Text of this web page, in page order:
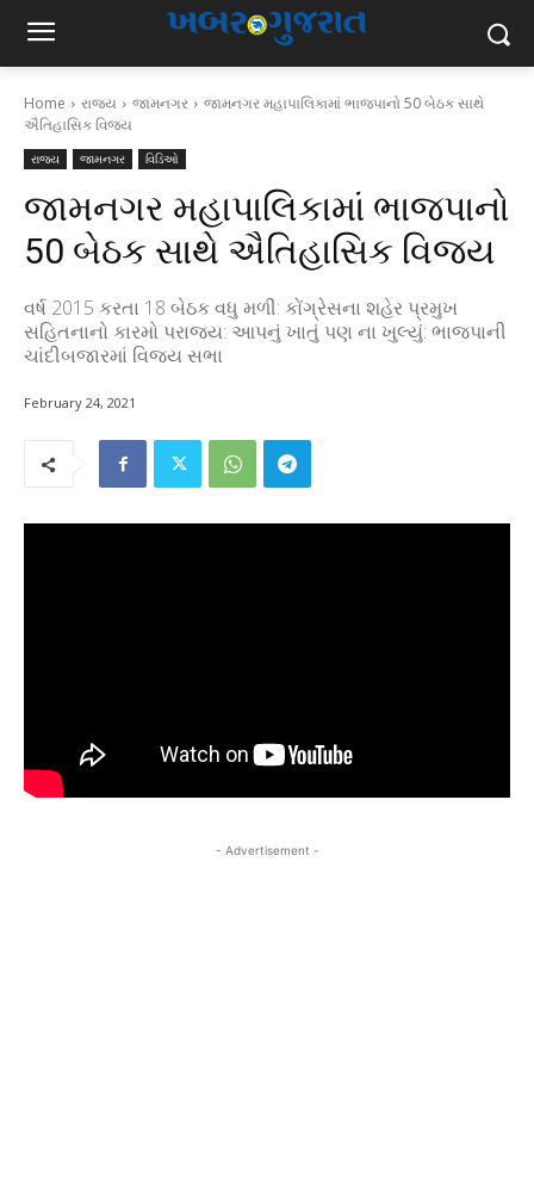
Home રાજ્ય જામનગર
જામનગર મહાપાલિકામાં ભાજપાનો 50 બેઠક સાથે
ઐતિહાસિક વિજય
રાજ્ય જામનગર વિડિઓ
જામનગર મહાપાલિકામાં ભાજપાનો
50 બેઠક સાથે ઐતિહાસિક વિજય
વર્ષ 2015 કરતા 18 બેઠક વધુ મળી: કોંગ્રેસના શહેર પ્રમુખ
સહિતનાનો કારમો પરાજય: આપનું ખાતું પણ ના ખુલ્યું: ભાજપાની
ચાંદીબજારમાં વિજય સભા
February 24, 2021
- Advertisement -